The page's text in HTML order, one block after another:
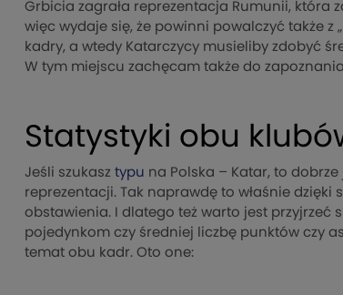
Grbicia zagrała reprezentacja Rumunii, która
więc wydaje się, że powinni powalczyć także z
kadry, a wtedy Katarczycy musieliby zdobyć
W tym miejscu zachęcam także do
Statystyki obu
Jeśli szukasz typu na Polska – Katar, to
reprezentacji. Tak naprawdę to właśnie
obstawienia. I dlatego też warto jest przyjrzeć
pojedynkom czy średniej liczbę punktów czy
temat obu kadr. Oto one: